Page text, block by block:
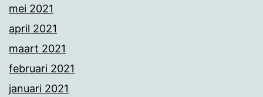
mei 2021
april 2021
maart 2021
februari 2021
januari 2021